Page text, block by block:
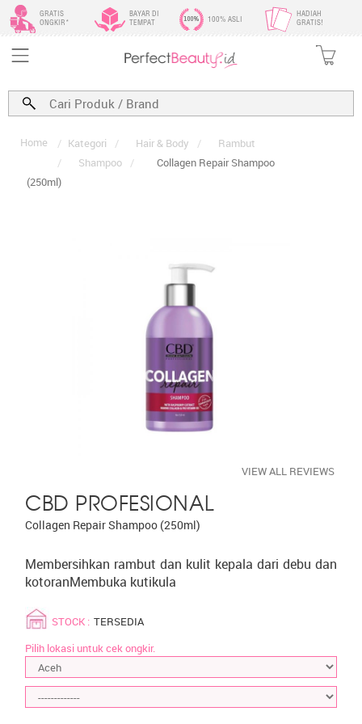
GRATIS
ONGKIR*
BAYAR DI
TEMPAT
100% ASLI
HADIAH
GRATIS!
Home / Kategori / Hair & Body /
Rambut
/
Shampoo /
Collagen Repair Shampoo
(250ml)
CBD PROFESIONAL
Collagen Repair Shampoo (250ml)
Membersihkan rambut dan kulit kepala dari debu dan
kotoranMembuka kutikula
VIEW ALL REVIEWS
STOCK : TERSEDIA
Pilih lokasi untuk cek ongkir.